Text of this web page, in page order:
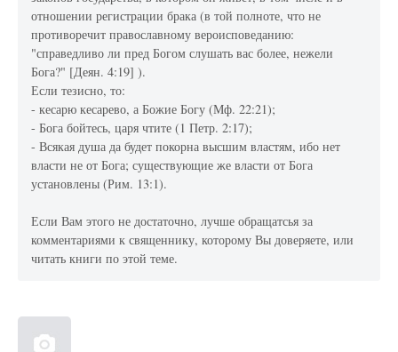
отношении регистрации брака (в той полноте, что не
противоречит православному вероисповеданию:
"справедливо ли пред Богом слушать вас более, нежели
Бога?" [Деян. 4:19] ).
Если тезисно, то:
- кесарю кесарево, а Божие Богу (Мф. 22:21);
- Бога бойтесь, царя чтите (1 Петр. 2:17);
- Всякая душа да будет покорна высшим властям, ибо нет
власти не от Бога; существующие же власти от Бога
установлены (Рим. 13:1).
Если Вам этого не достаточно, лучше обращатсья за
комментариями к священнику, которому Вы доверяете, или
читать книги по этой теме.